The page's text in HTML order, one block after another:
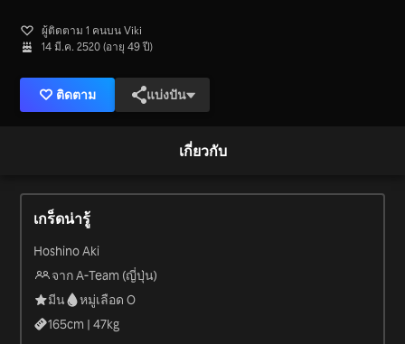
ผู้ติดตาม 1 คนบน Viki
14 มี.ค. 2520 (อายุ 49 ปี)
ติดตาม แบ่งปัน
เกี่ยวกับ
เกร็ดน่ารู้
Hoshino Aki
จาก A-Team (ญี่ปุ่น)
มีน
หมู่เลือด O
165cm |47kg